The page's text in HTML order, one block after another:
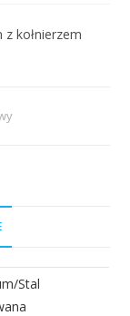
kołnierzem
Stal